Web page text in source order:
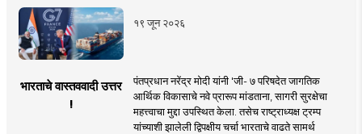
१९ जून २०२६
भारताचे वास्तववादी उत्तर
!
पंतप्रधान नरेंद्र मोदी यांनी 'जी- ७ परिषदेत जागतिक
आर्थिक विकासाचे नवे प्रारूप मांडताना, सागरी सुरक्षेचा
महत्त्वाचा मुद्दा उपस्थित केला. तसेच राष्ट्राध्यक्ष ट्रम्प
यांच्याशी झालेली द्विपक्षीय चर्चा भारताचे वाढते सामर्थ